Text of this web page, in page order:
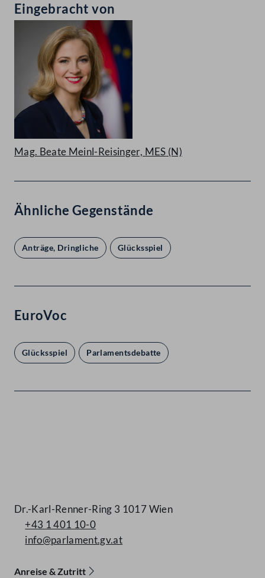
Eingebracht von
Mag. Beate Meinl-Reisinger, MES (N)
Ähnliche Gegenstände
Anträge, Dringliche Glücksspiel
EuroVoc
Glücksspiel Parlamentsdebatte
Dr.-Karl-Renner-Ring 3 1017 Wien
+43 1 401 10-0
info@parlament.gv.at
Anreise & Zutritt